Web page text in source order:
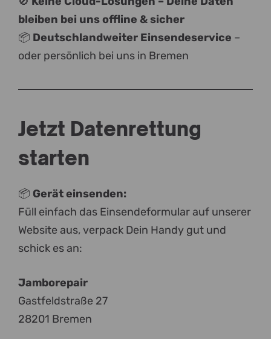
bleiben bei uns offline & sicher
📦 Deutschlandweiter Einsendeservice –
oder persönlich bei uns in Bremen
Jetzt Datenrettung
starten
📦 Gerät einsenden:
Füll einfach das Einsendeformular auf unserer
Website aus, verpack Dein Handy gut und
schick es an:
Jamborepair
Gastfeldstraße 27
28201 Bremen